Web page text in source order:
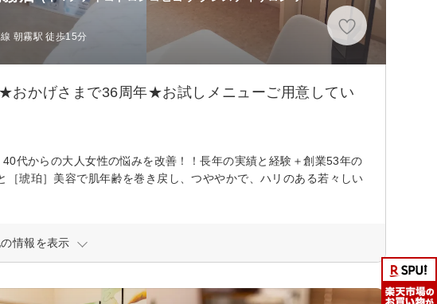
朝霧駅 徒歩15分
おかげさまで36周年★お試しメニューご用意してい
代からの大人女性の悩みを改善！！長年の実績と経験＋創業53年の
琥珀］美容で肌年齢を巻き戻し、つややかで、ハリのある若々しい
情報を表示